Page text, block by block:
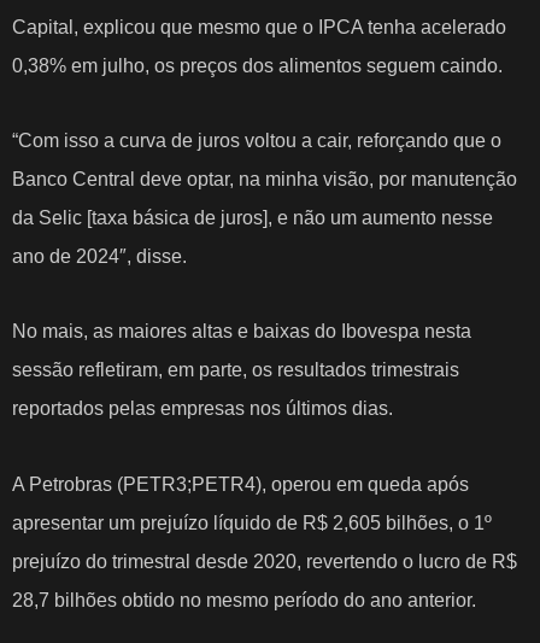
Capital, explicou que mesmo que o IPCA tenha acelerado
0,38% em julho, os preços dos alimentos seguem caindo.
“Com isso a curva de juros voltou a cair, reforçando que o
Banco Central deve optar, na minha visão, por manutenção
da Selic [taxa básica de juros], e não um aumento nesse
ano de 2024″, disse.
No mais, as maiores altas e baixas do Ibovespa nesta
sessão refletiram, em parte, os resultados trimestrais
reportados pelas empresas nos últimos dias.
A Petrobras (PETR3;PETR4), operou em queda após
apresentar um prejuízo líquido de R$ 2,605 bilhões, o 1º
prejuízo do trimestral desde 2020, revertendo o lucro de R$
28,7 bilhões obtido no mesmo período do ano anterior.